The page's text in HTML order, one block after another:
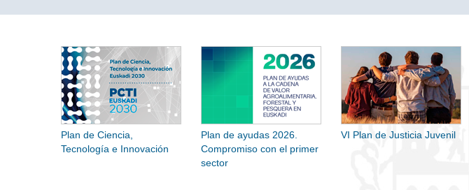
Plan de Ciencia,
Tecnología e Innovación
Plan de ayudas 2026.
Compromiso con el primer
sector
VI Plan de Justicia Juvenil